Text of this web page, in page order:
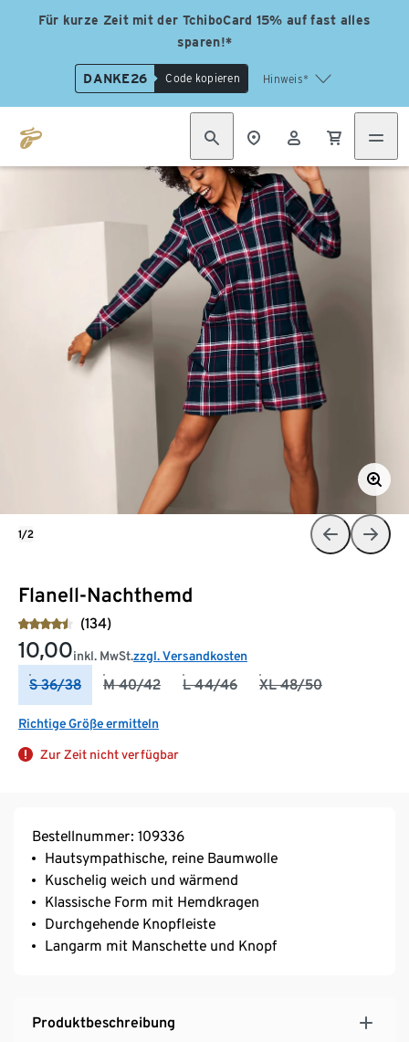
Für kurze Zeit mit der TchiboCard 15% auf fast alles
sparen!*
DANKE26 Code kopieren Hinweis*
Flanell-Nachthemd
(134)
10,00inkl. MwSt.zzgl. Versandkosten
S 36/38 M 40/42 L 44/46 XL 48/50
Richtige Größe ermitteln
Zur Zeit nicht verfügbar
1/2
Bestellnummer: 109336
Hautsympathische, reine Baumwolle
Kuschelig weich und wärmend
Klassische Form mit Hemdkragen
Durchgehende Knopfleiste
Langarm mit Manschette und Knopf
Produktbeschreibung